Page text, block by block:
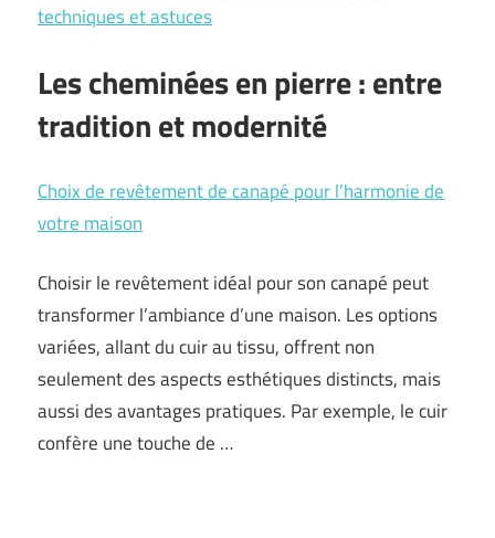
techniques et astuces
Les cheminées en pierre : entre
tradition et modernité
Choix de revêtement de canapé pour l’harmonie de
votre maison
Choisir le revêtement idéal pour son canapé peut
transformer l’ambiance d’une maison. Les options
variées, allant du cuir au tissu, offrent non
seulement des aspects esthétiques distincts, mais
aussi des avantages pratiques. Par exemple, le cuir
confère une touche de …